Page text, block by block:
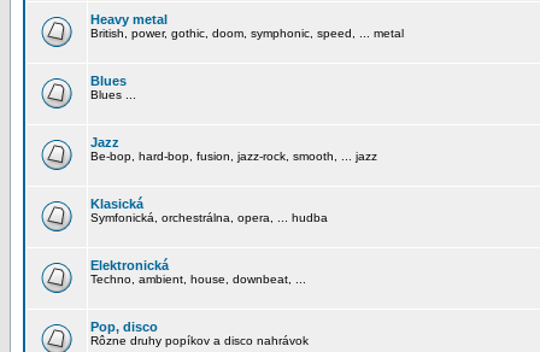
Heavy metal
British, power, gothic, doom, symphonic, speed, ... metal
Blues
Blues ...
Jazz
Be-bop, hard-bop, fusion, jazz-rock, smooth, ... jazz
Klasická
Symfonická, orchestrálna, opera, ... hudba
Elektronická
Techno, ambient, house, downbeat, ...
Pop, disco
Rôzne druhy popíkov a disco nahrávok